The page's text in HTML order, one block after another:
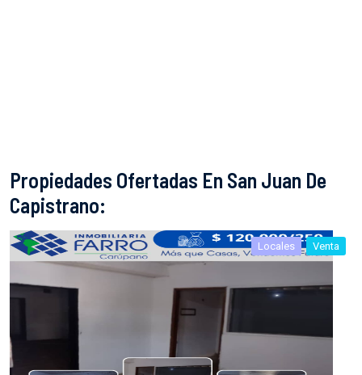
Propiedades Ofertadas En San Juan De
Capistrano:
Locales Venta